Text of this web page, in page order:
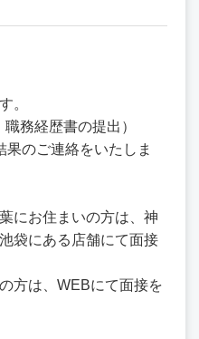
。
務経歴書の提出）
果のご連絡をいたしま
にお住まいの方は、神
袋にある店舗にて面接
方は、WEBにて面接を